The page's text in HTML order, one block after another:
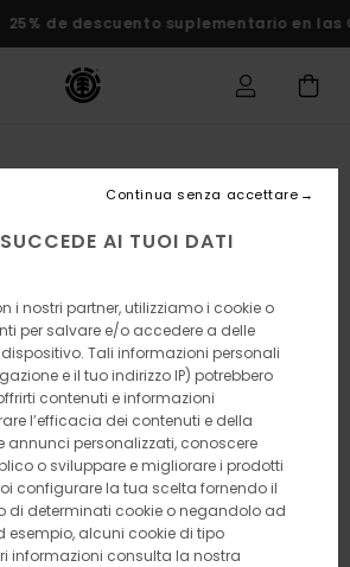
descuento suplementario en las
AI TUOI DATI
i nostri partner, utilizziamo i cookie o
per salvare e/o accedere a delle
Tali informazioni personali
e il tuo indirizzo IP) potrebbero
contenuti e informazioni
l’efficacia dei contenuti e della
annunci personalizzati, conoscere
o sviluppare e migliorare i prodotti
configurare la tua scelta fornendo il
di determinati cookie o negandolo ad
esempio, alcuni cookie di tipo
informazioni consulta la nostra
Continua senza accettare